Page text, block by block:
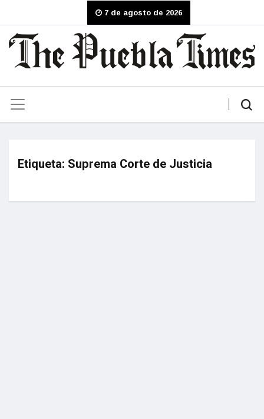
7 de agosto de 2026
Etiqueta: Suprema Corte de Justicia